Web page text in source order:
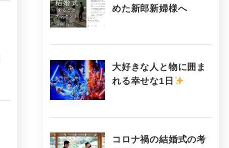
めた新郎新婦様へ
大好きな人と物に囲ま
れる幸せな1日
コロナ禍の結婚式の考